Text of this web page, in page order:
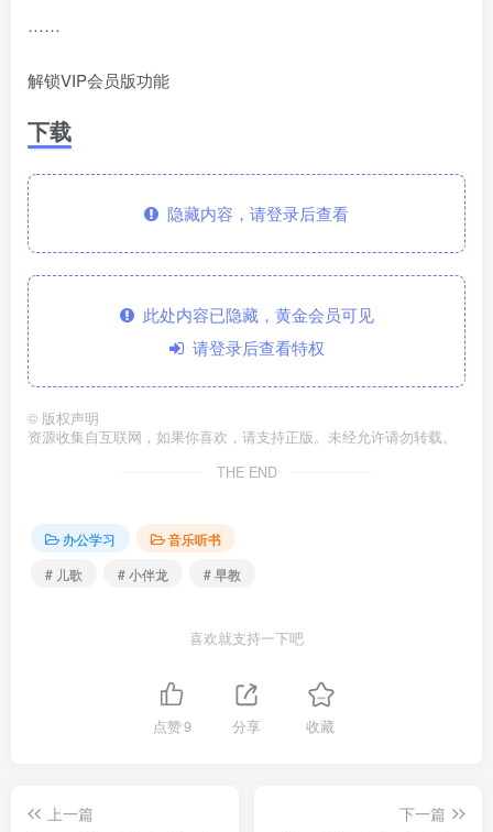
……
解锁VIP会员版功能
下载
隐藏内容，请登录后查看
此处内容已隐藏，黄金会员可见
请登录后查看特权
© 版权声明
资源收集自互联网，如果你喜欢，请支持正版。未经允许请勿转载。
THE END
办公学习
音乐听书
# 儿歌
# 小伴龙 # 早教
喜欢就支持一下吧
点赞9 分享 收藏
上一篇
下一篇